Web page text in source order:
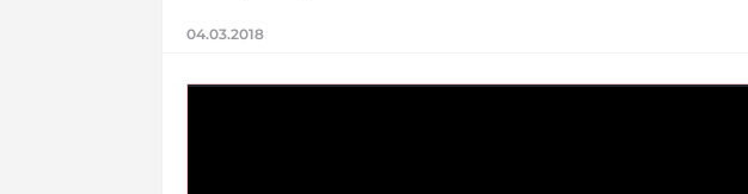
04.03.2018